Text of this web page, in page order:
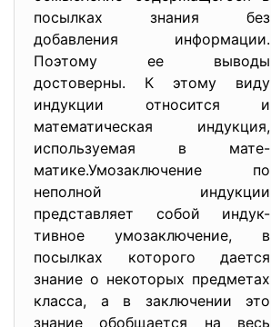
посылках знания без
добавления информации.
Поэтому ее выводы
достоверны. К этому виду
индукции относится и
математическая индукция,
используемая в мате-
матике.Умозаключение по
неполной индукции
представляет собой индук-
тивное умозаключение, в
посылках которого дается
знание о некоторых предметах
класса, а в заключении это
знание обобщается на весь